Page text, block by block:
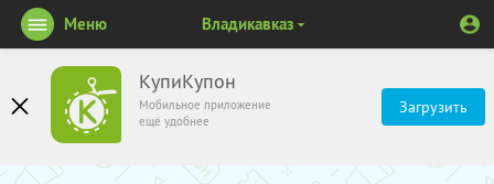
КупиКупон
Мобильное приложение
ещё удобнее
Загрузить
Меню Владикавказ